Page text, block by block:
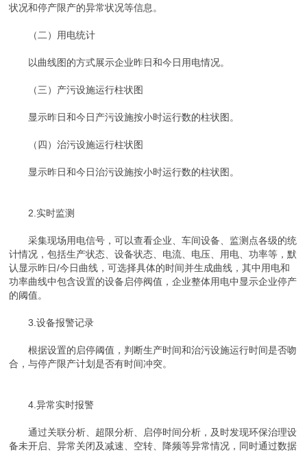
状况和停产限产的异常状况等信息。
（二）用电统计
以曲线图的方式展示企业昨日和今日用电情况。
（三）产污设施运行柱状图
显示昨日和今日产污设施按小时运行数的柱状图。
（四）治污设施运行柱状图
显示昨日和今日治污设施按小时运行数的柱状图。
2.实时监测
采集现场用电信号，可以查看企业、车间设备、监测点各级的统
计情况，包括生产状态、设备状态、电流、电压、用电、功率等，默
认显示昨日/今日曲线，可选择具体的时间并生成曲线，其中用电和
功率曲线中包含设置的设备启停阀值，企业整体用电中显示企业停产
的阈值。
3.设备报警记录
根据设置的启停阈值，判断生产时间和治污设施运行时间是否吻
合，与停产限产计划是否有时间冲突。
4.异常实时报警
通过关联分析、超限分析、启停时间分析，及时发现环保治理设
备未开启、异常关闭及减速、空转、降频等异常情况，同时通过数据